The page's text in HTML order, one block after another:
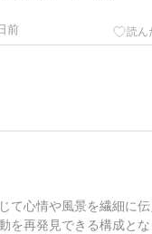
前
心情や風景を繊細に
を再発見できる構成と